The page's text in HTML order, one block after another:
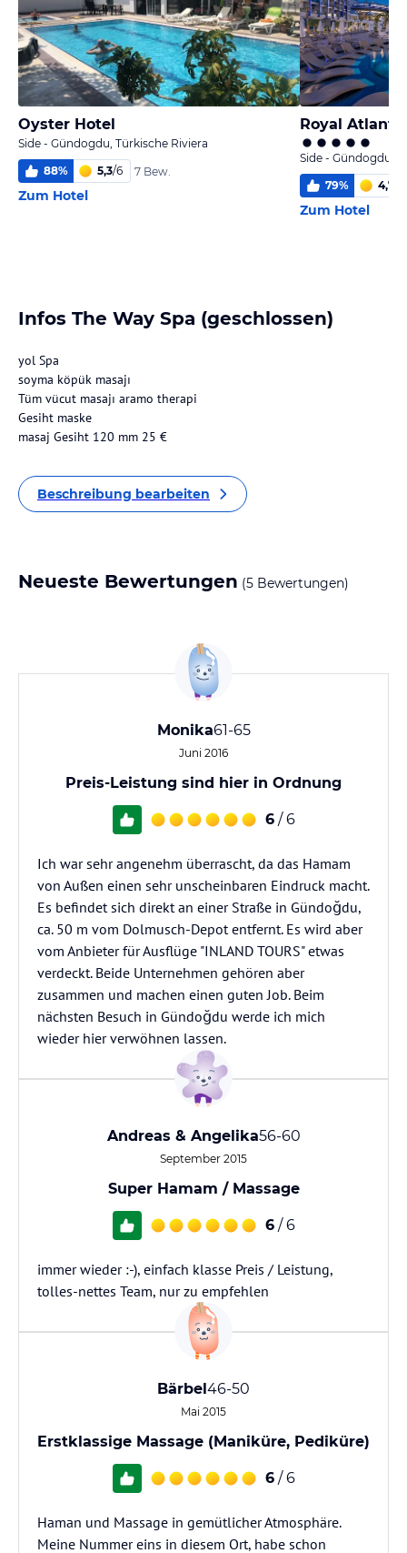
Oyster Hotel
Side - Gündogdu, Türkische Riviera
88% 5,3/6 7 Bew.
Zum Hotel
Royal
Side - Gündogdu,
79% 4,7
Zum Hotel
Infos The Way Spa (geschlossen)
yol Spa
soyma köpük masajı
Tüm vücut masajı aramo therapi
Gesiht maske
masaj Gesiht 120 mm 25 €
Beschreibung bearbeiten
Neueste Bewertungen (5 Bewertungen)
Monika61-65
Juni 2016
Preis-Leistung sind hier in Ordnung
6 / 6
Ich war sehr angenehm überrascht, da das Hamam
von Außen einen sehr unscheinbaren Eindruck macht.
Es befindet sich direkt an einer Straße in Gündoğdu,
ca. 50 m vom Dolmusch-Depot entfernt. Es wird aber
vom Anbieter für Ausflüge "INLAND TOURS" etwas
verdeckt. Beide Unternehmen gehören aber
zusammen und machen einen guten Job. Beim
nächsten Besuch in Gündoğdu werde ich mich
wieder hier verwöhnen lassen.
Andreas & Angelika56-60
September 2015
Super Hamam / Massage
6 / 6
immer wieder :-), einfach klasse Preis / Leistung,
tolles-nettes Team, nur zu empfehlen
Bärbel46-50
Mai 2015
Erstklassige Massage (Maniküre, Pediküre)
6 / 6
Haman und Massage in gemütlicher Atmosphäre.
Meine Nummer eins in diesem Ort, habe schon